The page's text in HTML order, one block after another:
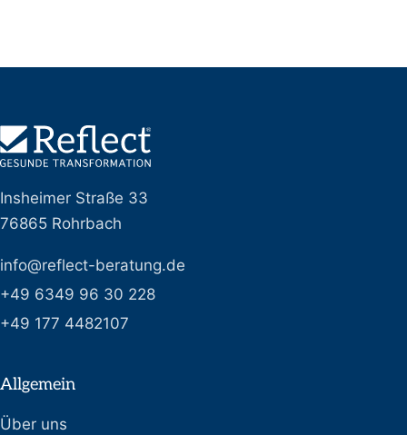
Insheimer Straße 33
76865 Rohrbach
info@reflect-beratung.de
+49 6349 96 30 228
+49 177 4482107
Allgemein
Über uns